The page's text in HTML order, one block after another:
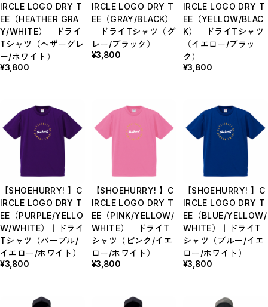
IRCLE LOGO DRY T
EE（HEATHER GRA
Y/WHITE）｜ドライ
Tシャツ（ヘザーグレ
ー/ホワイト）
¥3,800
IRCLE LOGO DRY T
EE（GRAY/BLACK）
｜ドライTシャツ（グ
レー/ブラック）
¥3,800
IRCLE LOGO DRY T
EE（YELLOW/BLAC
K）｜ドライTシャツ
（イエロー/ブラッ
ク）
¥3,800
【SHOEHURRY! 】C
IRCLE LOGO DRY T
EE（PURPLE/YELLO
W/WHITE）｜ドライ
Tシャツ（パープル/
イエロー/ホワイト）
¥3,800
【SHOEHURRY! 】C
IRCLE LOGO DRY T
EE（PINK/YELLOW/
WHITE）｜ドライT
シャツ（ピンク/イエ
ロー/ホワイト）
¥3,800
【SHOEHURRY! 】C
IRCLE LOGO DRY T
EE（BLUE/YELLOW/
WHITE）｜ドライT
シャツ（ブルー/イエ
ロー/ホワイト）
¥3,800